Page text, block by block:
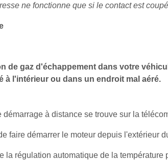
ne fonctionne que si le contact est
de gaz d'échappement dans votre
à l'intérieur ou dans un endroit mal aéré.
démarrage à distance se trouve sur la
faire démarrer le moteur depuis l'extérieur
la régulation automatique de la